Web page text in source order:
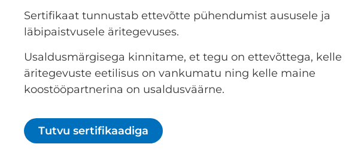
Sertifikaat tunnustab ettevõtte pühendumist aususele ja
läbipaistvusele äritegevuses.
Usaldusmärgisega kinnitame, et tegu on ettevõttega, kelle
äritegevuste eetilisus on vankumatu ning kelle maine
koostööpartnerina on usaldusväärne.
Tutvu sertifikaadiga